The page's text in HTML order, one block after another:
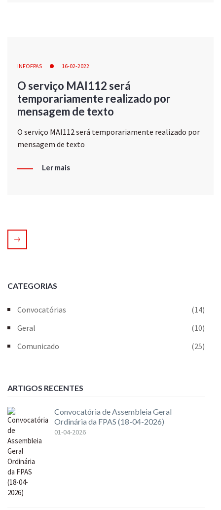
INFOFPAS 16-02-2022
O serviço MAI112 será
temporariamente realizado por
mensagem de texto
O serviço MAI112 será temporariamente realizado por
mensagem de texto
Ler mais
CATEGORIAS
Convocatórias
(14)
Geral
(10)
Comunicado
(25)
ARTIGOS RECENTES
Convocatória de Assembleia Geral
Ordinária da FPAS (18-04-2026)
01-04-2026